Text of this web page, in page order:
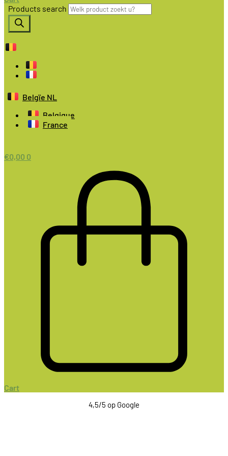
Products search
Belgïe NL
Belgique
France
€0,00 0
Cart
4,5/5 op Google